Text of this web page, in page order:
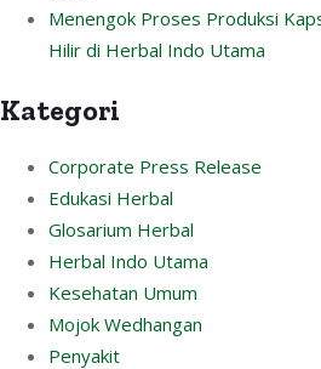
Menengok Proses Produksi
Hilir di Herbal Indo Utama
Kategori
Corporate Press Release
Edukasi Herbal
Glosarium Herbal
Herbal Indo Utama
Kesehatan Umum
Mojok Wedhangan
Penyakit